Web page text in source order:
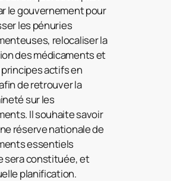
le gouvernement pour
les pénuries
relocaliser la
des médicaments et
actifs en
de retrouver la
sur les
Il souhaite savoir
réserve nationale de
essentiels
sera constituée, et
planification.